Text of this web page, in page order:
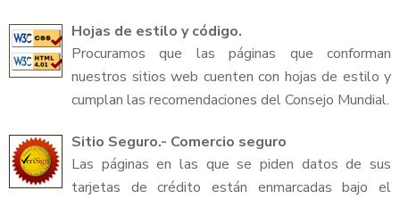
Hojas de estilo y código.
Procuramos que las páginas que conforman
nuestros sitios web cuenten con hojas de estilo y
cumplan las recomendaciones del Consejo Mundial.
Sitio Seguro.- Comercio seguro
Las páginas en las que se piden datos de sus
tarjetas de crédito están enmarcadas bajo el